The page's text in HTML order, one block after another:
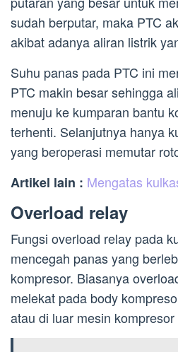
sudah berputar, maka PTC
akibat adanya aliran listrik
Suhu panas pada PTC ini
PTC makin besar sehingga
menuju ke kumparan bantu
terhenti. Selanjutnya hanya
yang beroperasi memutar
Artikel lain : Mengatas
Overload relay
Fungsi overload relay pada
mencegah panas yang
kompresor. Biasanya
melekat pada body
atau di luar mesin kompresor